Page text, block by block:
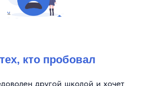
кто пробовал
другой школой и хочет